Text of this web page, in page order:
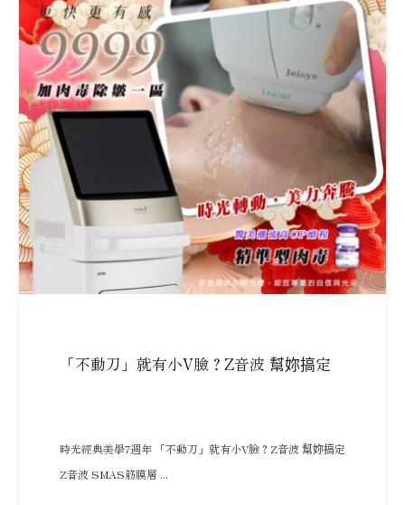
「不動刀」就有小V臉？Z音波 幫妳搞定
時光經典美學7週年 「不動刀」就有小V臉？Z音波 幫妳搞定
Z音波 SMAS筋膜層 ...